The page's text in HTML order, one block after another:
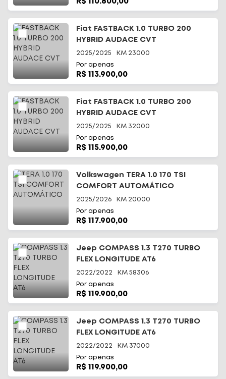
Fiat FASTBACK 1.0 TURBO 200
HYBRID AUDACE CVT
2025/2025 KM 23000
Por apenas
R$ 113.900,00
Fiat FASTBACK 1.0 TURBO 200
HYBRID AUDACE CVT
2025/2025 KM 32000
Por apenas
R$ 115.900,00
Volkswagen TERA 1.0 170 TSI
COMFORT AUTOMÁTICO
2025/2026 KM 20000
Por apenas
R$ 117.900,00
Jeep COMPASS 1.3 T270 TURBO
FLEX LONGITUDE AT6
2022/2022 KM 58306
Por apenas
R$ 119.900,00
Jeep COMPASS 1.3 T270 TURBO
FLEX LONGITUDE AT6
2022/2022 KM 37000
Por apenas
R$ 119.900,00